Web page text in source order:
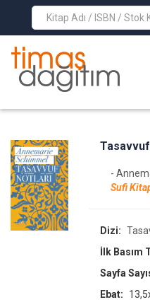
>
-
Sufi
Dizi:
İlk Basım
Sayfa
Ebat: